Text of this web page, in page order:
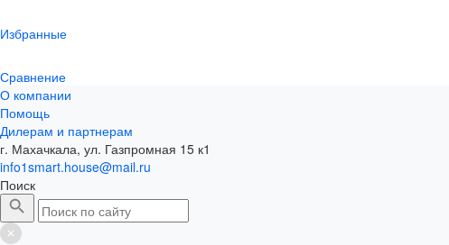
Избранные
Сравнение
О компании
Помощь
Дилерам и партнерам
г. Махачкала, ул. Газпромная 15 к1
info1smart.house@mail.ru
Поиск